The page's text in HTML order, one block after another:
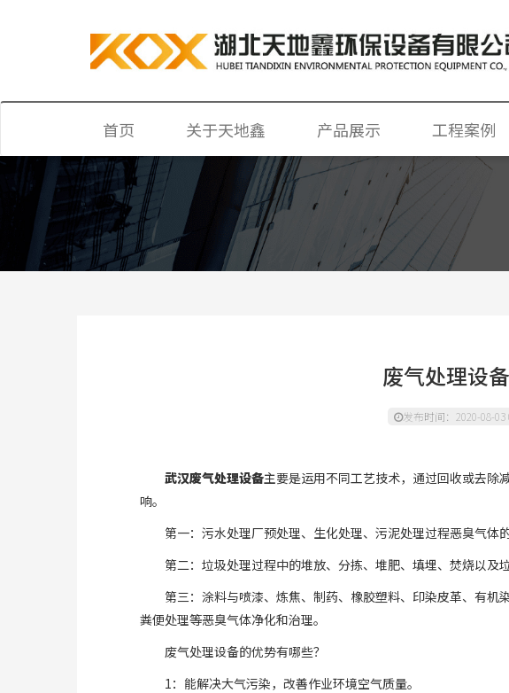
首页 关于天地鑫
公司简介
企业文化
荣誉资质
产品展示
喷漆房
活性炭废气吸附设备
光氧催化设备
工程案例
废气处理设备
烘干房
光氧催化设备
废气处理设
发布时间：2020-08-03
武汉废气处理设备主要是运用不同工艺技术，通过回收或去除
响。
第一：污水处理厂预处理、生化处理、污泥处理过程恶臭气体
第二：垃圾处理过程中的堆放、分拣、堆肥、填埋、焚烧以及
第三：涂料与喷漆、炼焦、制药、橡胶塑料、印染皮革、有机
粪便处理等恶臭气体净化和治理。
废气处理设备的优势有哪些？
1：能解决大气污染，改善作业环境空气质量。